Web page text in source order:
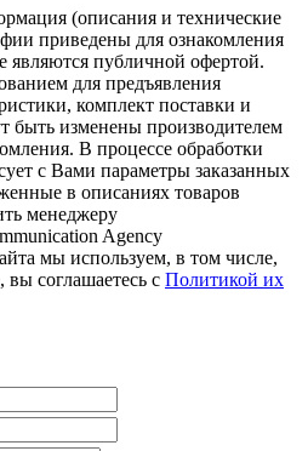
(описания и технические
приведены для ознакомления
являются публичной офертой.
для предъявления
комплект поставки и
быть изменены производителем
В процессе обработки
с Вами параметры заказанных
в описаниях товаров
менеджеру
Agency
мы используем, в том числе,
вы соглашаетесь с Политикой их